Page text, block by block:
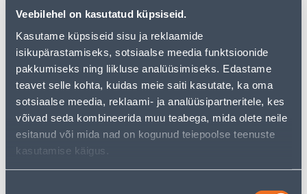
Veebilehel on kasutatud küpsiseid.
Kasutame küpsiseid sisu ja reklaamide
isikupärastamiseks, sotsiaalse meedia funktsioonide
pakkumiseks ning liikluse analüüsimiseks. Edastame
teavet selle kohta, kuidas meie saiti kasutate, ka oma
sotsiaalse meedia, reklaami- ja analüüsipartneritele, kes
võivad seda kombineerida muu teabega, mida olete neile
esitanud või mida nad on kogunud teiepoolse teenuste
kasutamise käigus.
hetkel suure nõudluse tõttu ajutiselt otsas. Siiski
pakume suurepäraseid alternatiive samast
tootekategooriast, mis võivad teile sama palju rõõmu
pakkuda!
Teie ostlemisrõõm ei pea aga siin lõppema - oma
uurimistööd saate jätkata, naastesavalehelevõi
kasutades meie võimsat otsingufunktsiooni, et leida
veelgi meelepärasemad valikuid. Head ostlemist!
• 14-päevane tagastusõigus.